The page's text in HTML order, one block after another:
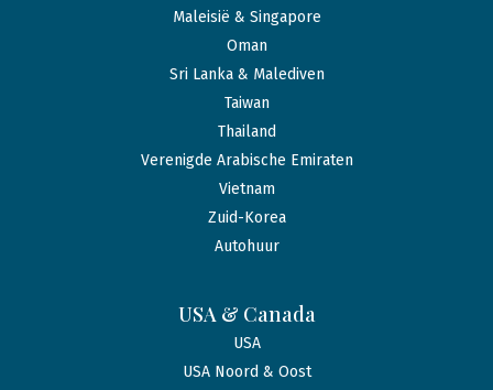
Maleisië & Singapore
Oman
Sri Lanka & Malediven
Taiwan
Thailand
Verenigde Arabische Emiraten
Vietnam
Zuid-Korea
Autohuur
USA & Canada
USA
USA Noord & Oost